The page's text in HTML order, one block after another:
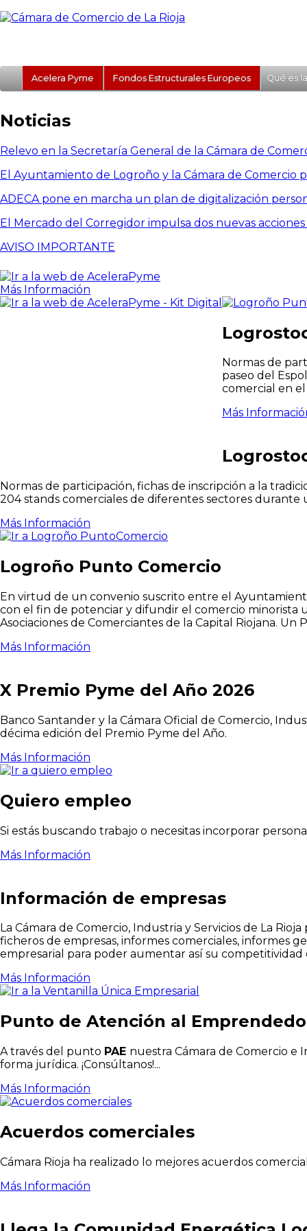
Acelera Pyme Fondos Estructurales Europeos Qué es
Noticias
Relevo en la Secretaría General de la Cámara de
El Ayuntamiento de Logroño y la Cámara de Comercio
ADECA pone en marcha un plan de digitalización
El Mercado del Corregidor impulsa dos nuevas acciones
AVISO IMPORTANTE
Más Información
Normas de
paseo del
comercial en
Más
Normas de participación, fichas de inscripción a la
204 stands comerciales de diferentes sectores
Más Información
Logroño Punto Comercio
En virtud de un convenio suscrito entre el
con el fin de potenciar y difundir el comercio minorista
Asociaciones de Comerciantes de la Capital Riojana.
Más Información
X Premio Pyme del Año 2026
Banco Santander y la Cámara Oficial de Comercio,
décima edición del Premio Pyme del Año.
Más Información
Quiero empleo
Si estás buscando trabajo o necesitas incorporar
Más Información
Información de empresas
La Cámara de Comercio, Industria y Servicios de La
ficheros de empresas, informes comerciales, informes
empresarial para poder aumentar así su
Más Información
Punto de Atención al
A través del punto PAE nuestra Cámara de Comercio e
forma jurídica. ¡Consúltanos!...
Más Información
Acuerdos comerciales
Cámara Rioja ha realizado lo mejores acuerdos
Más Información